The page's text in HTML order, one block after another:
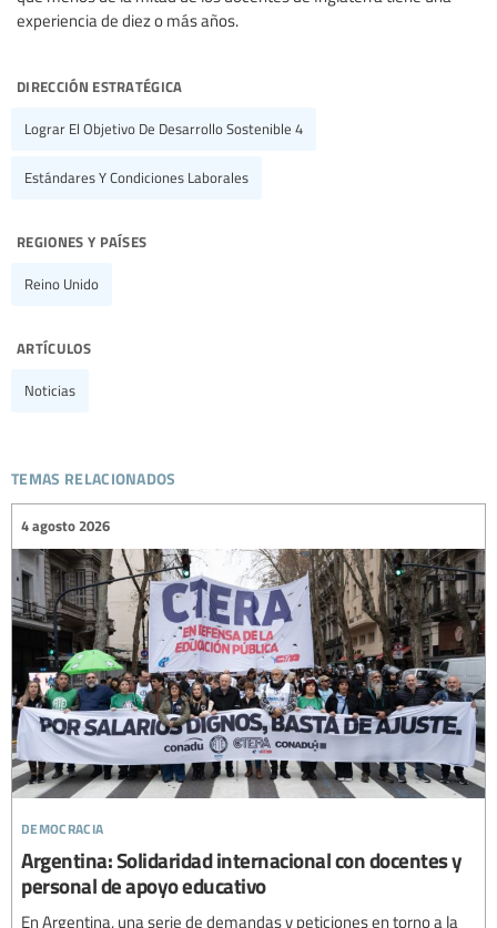
experiencia de diez o más años.
dirección estratégica
Lograr El Objetivo De Desarrollo Sostenible 4
Estándares Y Condiciones Laborales
regiones y países
Reino Unido
artículos
Noticias
temas relacionados
democracia
4 agosto 2026
Argentina: Solidaridad internacional con docentes y
personal de apoyo educativo
En Argentina, una serie de demandas y peticiones en torno a la